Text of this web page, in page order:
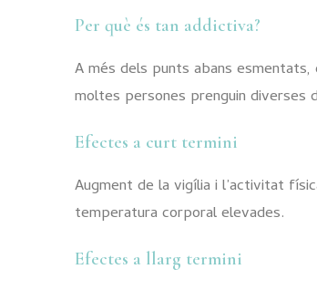
Per què és tan addictiva?
A més dels punts abans
moltes persones prenguin diverses
Efectes a curt termini
Augment de la vigília i l’activitat
temperatura corporal elevades.
Efectes a llarg termini